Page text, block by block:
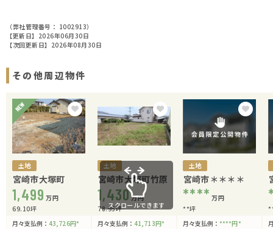
（弊社管理番号： 1002913）
【更新日】2026年06月30日
【次回更新日】2026年08月30日
その他周辺物件
土地
宮崎市大塚町
1,499 万円
69.10坪
月々支払例： 43,726円*
土地
宮崎市大塚町竹原
1,430万円
78.95坪
月々支払例： 41,713円*
土地
宮崎市＊＊＊＊
**** 万円
**坪
月々支払例： ****円*
スクロールできます